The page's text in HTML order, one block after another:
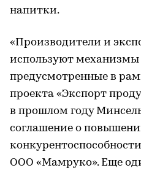
напитки.
«Производители и
используют
предусмотренные в
проекта «Экспорт
в прошлом году
соглашение о
ООО «Мамруко». Еще